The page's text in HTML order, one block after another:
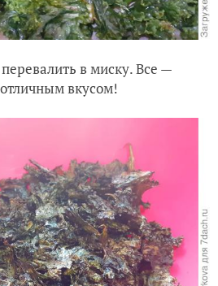
в миску. Все —
вкусом!